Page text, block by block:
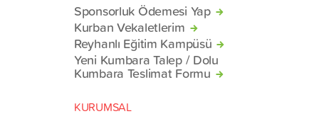
Sponsorluk Ödemesi Yap
Kurban Vekaletlerim
Reyhanlı Eğitim Kampüsü
Yeni Kumbara Talep / Dolu
Kumbara Teslimat Formu
KURUMSAL